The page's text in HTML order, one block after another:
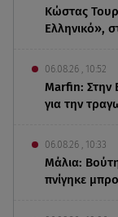
Κώστας
Ελληνικό»,
06.08.26 , 10:52
Marfin: Στην
για την
06.08.26 , 10:33
Μάλια:
πνίγηκε